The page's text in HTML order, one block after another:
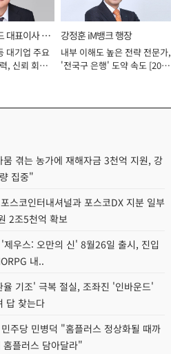
대표이사 사
대기업 주요
, 신뢰 회복
강정훈 iM뱅크 행장
내부 이해도 높은 전략 전문가,
'전국구 은행' 도약 속도 [2026
뭄 겪는 농가에 재해자금 3천억 지원, 강
집중"
스코인터내셔널과 포스코DX 지분 일부
2조5천억 확보
우스: 오만의 신' 8월26일 출시, 진입
내..
율 기조' 극복 절실, 조좌진 '인바운드'
답 찾는다
주당 민병덕 "홈플러스 정상화될 때까
홈플러스 담아달라"